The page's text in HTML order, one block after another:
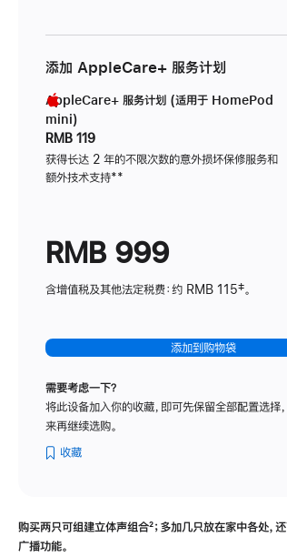
添加 AppleCare+ 服务计划
AppleCare+ 服务计划 (适用于 HomePod
mini)
RMB 119
获得长达 2 年的不限次数的意外损坏保修服务和
额外技术支持脚
**
RMB 999
含增值税及其他法定税费：约 RMB 115‡。
添加到购物袋
需要考虑一下？
将此设备加入你的收藏，即可先保留全部配置选择
来再继续选购。
收藏
购买两只可组建立体声组合脚
²；多加几只放在家中各处，
广播功能。